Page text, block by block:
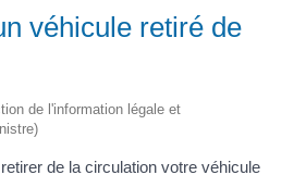
véhicule retiré de
de l'information légale et
de la circulation votre véhicule